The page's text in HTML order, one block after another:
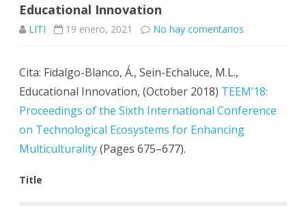
Educational Innovation
LITI 19 enero, 2021 No hay comentarios
Cita: Fidalgo-Blanco, Á., Sein-Echaluce, M.L.,
Educational Innovation, (October 2018) TEEM’18:
Proceedings of the Sixth International Conference
on Technological Ecosystems for Enhancing
Multiculturality(Pages 675–677).
Title